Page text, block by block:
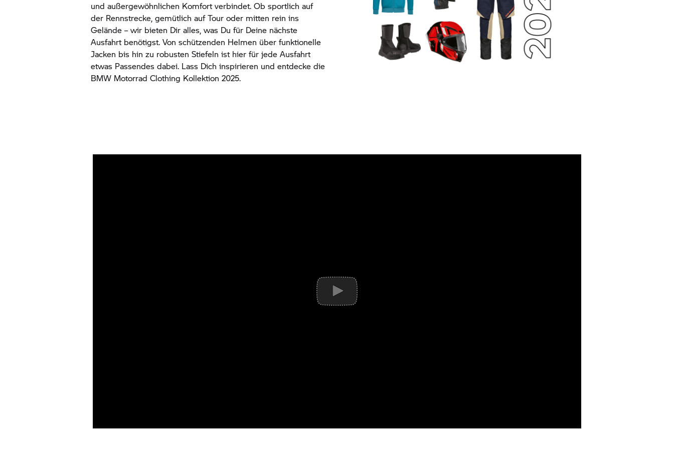
und außergewöhnlichen Komfort verbindet. Ob sportlich auf
der Rennstrecke, gemütlich auf Tour oder mitten rein ins
Gelände – wir bieten Dir alles, was Du für Deine nächste
Ausfahrt benötigst. Von schützenden Helmen über funktionelle
Jacken bis hin zu robusten Stiefeln ist hier für jede Ausfahrt
etwas Passendes dabei. Lass Dich inspirieren und entdecke die
BMW Motorrad Clothing Kollektion 2025.